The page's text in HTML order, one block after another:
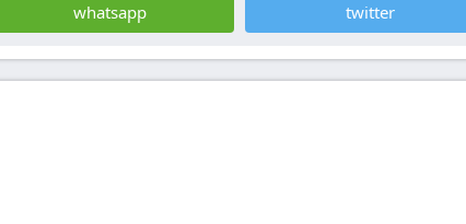
twitter
whatsapp